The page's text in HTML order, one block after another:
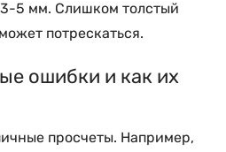
5 мм. Слишком толстый
потрескаться.
ошибки и как их
просчеты. Например,